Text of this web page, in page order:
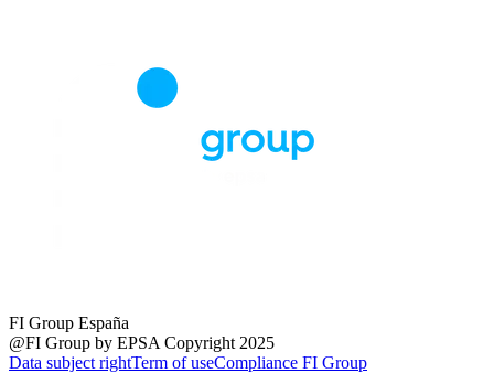
FI Group España
@FI Group by EPSA Copyright 2025
Data subject rightTerm of useCompliance FI Group